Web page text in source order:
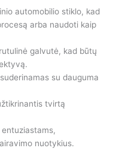
automobilio stiklo, kad
arba naudoti kaip
galvutė, kad būtų
su dauguma
tvirtą
nuotykius.